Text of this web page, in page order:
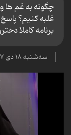
چگونه به غم ها
غلبه کنیم؟
برنامه کاملا
سه‌شنبه ۱۸ دی ۱۳۹۷ - ۱۷:۳۷